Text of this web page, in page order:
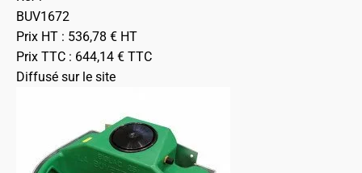
BUV1672
Prix HT : 536,78 € HT
Prix TTC : 644,14 € TTC
Diffusé sur le site